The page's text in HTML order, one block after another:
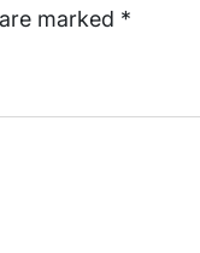
marked *